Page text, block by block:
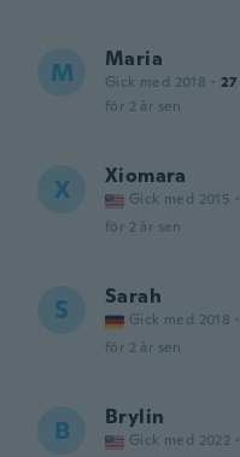
M Maria
Gick med 2018 · 27
för 2 år sen
X Xiomara
Gick med 2015 ·
för 2 år sen
S Sarah
Gick med 2018 ·
för 2 år sen
B Brylin
Gick med 2022 ·